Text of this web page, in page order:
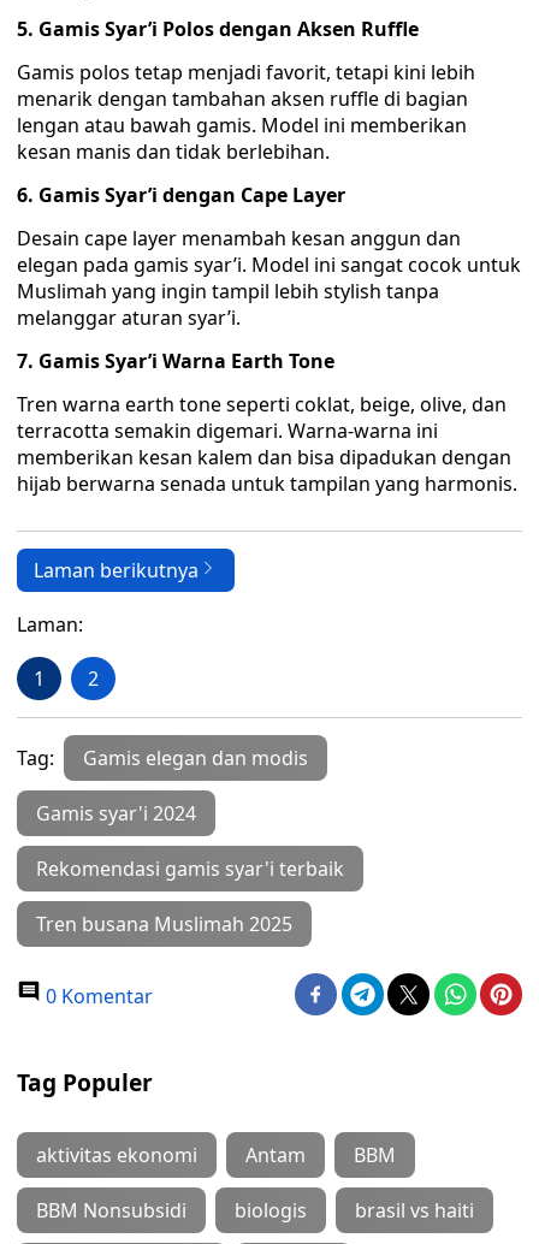
5. Gamis Syar’i Polos dengan Aksen Ruffle
Gamis polos tetap menjadi favorit, tetapi kini lebih
menarik dengan tambahan aksen ruffle di bagian
lengan atau bawah gamis. Model ini memberikan
kesan manis dan tidak berlebihan.
6. Gamis Syar’i dengan Cape Layer
Desain cape layer menambah kesan anggun dan
elegan pada gamis syar’i. Model ini sangat cocok untuk
Muslimah yang ingin tampil lebih stylish tanpa
melanggar aturan syar’i.
7. Gamis Syar’i Warna Earth Tone
Tren warna earth tone seperti coklat, beige, olive, dan
terracotta semakin digemari. Warna-warna ini
memberikan kesan kalem dan bisa dipadukan dengan
hijab berwarna senada untuk tampilan yang harmonis.
Laman berikutnya
Laman:
1 2
Tag: Gamis elegan dan modis
Gamis syar'i 2024
Rekomendasi gamis syar'i terbaik
Tren busana Muslimah 2025
0 Komentar
Tag Populer
aktivitas ekonomi Antam BBM
BBM Nonsubsidi biologis brasil vs haiti